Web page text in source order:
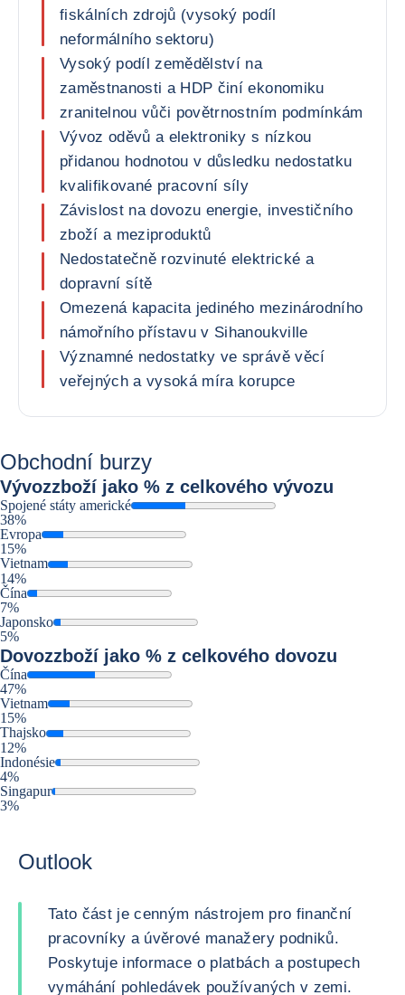
fiskálních zdrojů (vysoký podíl
neformálního sektoru)
Vysoký podíl zemědělství na
zaměstnanosti a HDP činí ekonomiku
zranitelnou vůči povětrnostním podmínkám
Vývoz oděvů a elektroniky s nízkou
přidanou hodnotou v důsledku nedostatku
kvalifikované pracovní síly
Závislost na dovozu energie, investičního
zboží a meziproduktů
Nedostatečně rozvinuté elektrické a
dopravní sítě
Omezená kapacita jediného mezinárodního
námořního přístavu v Sihanoukville
Významné nedostatky ve správě věcí
veřejných a vysoká míra korupce
Obchodní burzy
Vývozzboží jako % z celkového vývozu
Spojené státy americké
38%
Evropa
15%
Vietnam
14%
Čína
7%
Japonsko
5%
Dovozzboží jako % z celkového dovozu
Čína
47%
Vietnam
15%
Thajsko
12%
Indonésie
4%
Singapur
3%
Outlook
Tato část je cenným nástrojem pro finanční
pracovníky a úvěrové manažery podniků.
Poskytuje informace o platbách a postupech
vymáhání pohledávek používaných v zemi.